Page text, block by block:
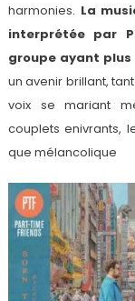
harmonies. La
interprétée par
groupe ayant plus
un avenir brillant,
voix se mariant
couplets enivrants,
que mélancolique